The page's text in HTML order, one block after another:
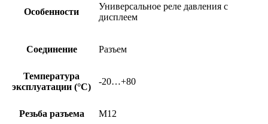
Особенности
Универсальное реле давления с
дисплеем
Соединение Разъем
Температура
эксплуатации (°C)
-20…+80
Резьба разъема M12